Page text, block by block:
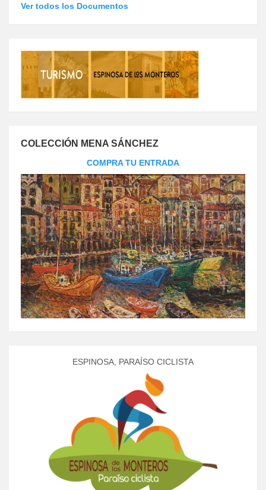
Ver todos los Documentos
COLECCIÓN MENA SÁNCHEZ
COMPRA TU ENTRADA
ESPINOSA, PARAÍSO CICLISTA